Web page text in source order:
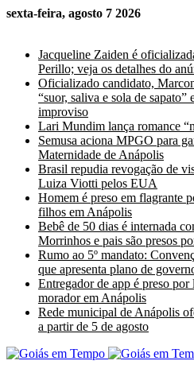
sexta-feira, agosto 7 2026
Jacqueline Zaiden é
Perillo; veja os detalhes do
Oficializado candidato,
“suor, saliva e sola de sapato”
improviso
Lari Mundim lança romance
Semusa aciona MPGO para
Maternidade de Anápolis
Brasil repudia revogação de
Luiza Viotti pelos EUA
Homem é preso em flagrante
filhos em Anápolis
Bebê de 50 dias é internada
Morrinhos e pais são presos
Rumo ao 5º mandato:
que apresenta plano de
Entregador de app é preso por
morador em Anápolis
Rede municipal de Anápolis
a partir de 5 de agosto